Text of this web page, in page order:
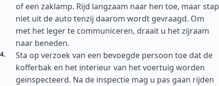
of een zaklamp. Rijd langzaam naar hen toe, maar stap
niet uit de auto tenzij daarom wordt gevraagd. Om
met het leger te communiceren, draait u het zijraam
naar beneden.
Sta op verzoek van een bevoegde persoon toe dat de
kofferbak en het interieur van het voertuig worden
geïnspecteerd. Na de inspectie mag u pas gaan rijden